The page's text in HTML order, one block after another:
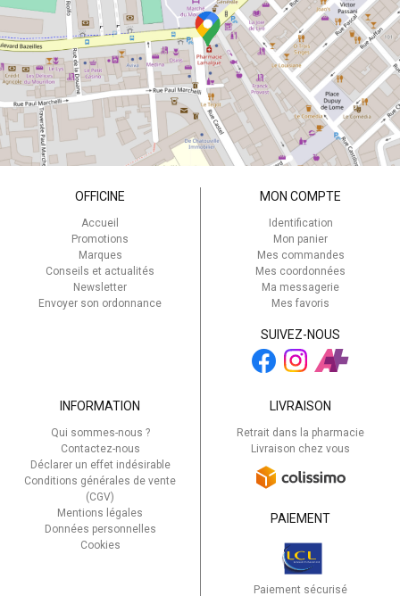
OFFICINE
Accueil
Promotions
Marques
Conseils et actualités
Newsletter
Envoyer son ordonnance
MON COMPTE
Identification
Mon panier
Mes commandes
Mes coordonnées
Ma messagerie
Mes favoris
SUIVEZ-NOUS
INFORMATION
Qui sommes-nous ?
Contactez-nous
Déclarer un effet indésirable
Conditions générales de vente
(CGV)
Mentions légales
Données personnelles
Cookies
LIVRAISON
Retrait dans la pharmacie
Livraison chez vous
PAIEMENT
Paiement sécurisé